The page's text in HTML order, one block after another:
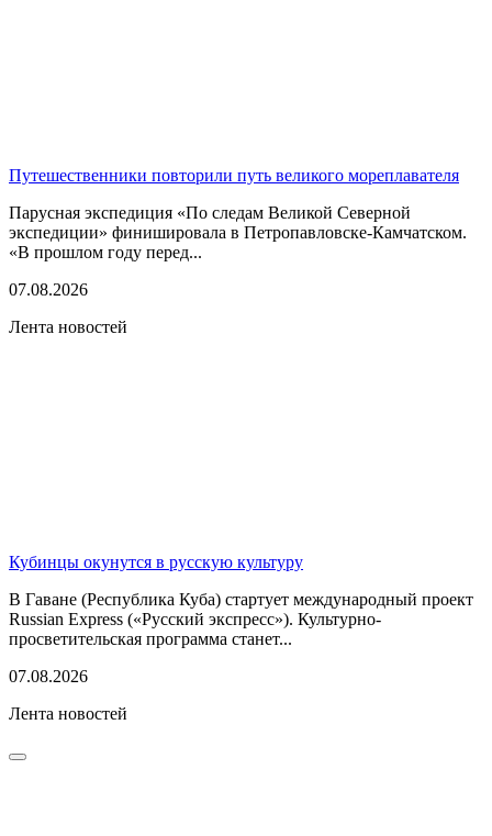
Путешественники повторили путь великого мореплавателя
Парусная экспедиция «По следам Великой Северной
экспедиции» финишировала в Петропавловске-Камчатском.
«В прошлом году перед...
07.08.2026
Лента новостей
Кубинцы окунутся в русскую культуру
В Гаване (Республика Куба) стартует международный проект
Russian Express («Русский экспресс»). Культурно-
просветительская программа станет...
07.08.2026
Лента новостей